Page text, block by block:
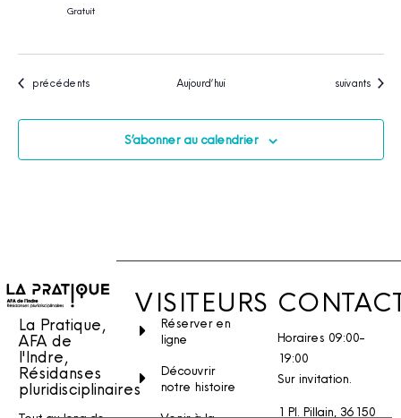
Gratuit
Évènements
précédents Aujourd’hui Évènements
suivants
S’abonner au calendrier
La Pratique,
AFA de
l'Indre,
Résidanses
pluridisciplinaires
VISITEURS
Réserver en
ligne
Découvrir
notre histoire
Horaires 09:00-
19:00
Sur invitation.
1 Pl. Pillain, 36150